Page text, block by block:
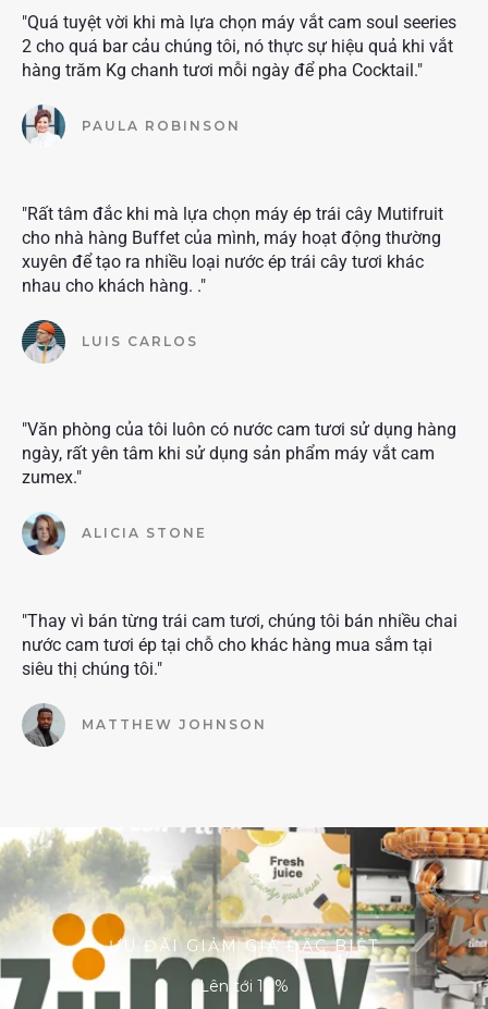
"Quá tuyệt vời khi mà lựa chọn máy vắt cam soul seeries
2 cho quá bar cảu chúng tôi, nó thực sự hiệu quả khi vắt
hàng trăm Kg chanh tươi mỗi ngày để pha Cocktail."
PAULA ROBINSON
"Rất tâm đắc khi mà lựa chọn máy ép trái cây Mutifruit
cho nhà hàng Buffet của mình, máy hoạt động thường
xuyên để tạo ra nhiều loại nước ép trái cây tươi khác
nhau cho khách hàng. ."
LUIS CARLOS
"Văn phòng của tôi luôn có nước cam tươi sử dụng hàng
ngày, rất yên tâm khi sử dụng sản phẩm máy vắt cam
zumex."
ALICIA STONE
"Thay vì bán từng trái cam tươi, chúng tôi bán nhiều chai
nước cam tươi ép tại chỗ cho khác hàng mua sắm tại
siêu thị chúng tôi."
MATTHEW JOHNSON
ƯU ĐÃI GIẢM GIÁ ĐẶC BIỆT
Lên tới 10%